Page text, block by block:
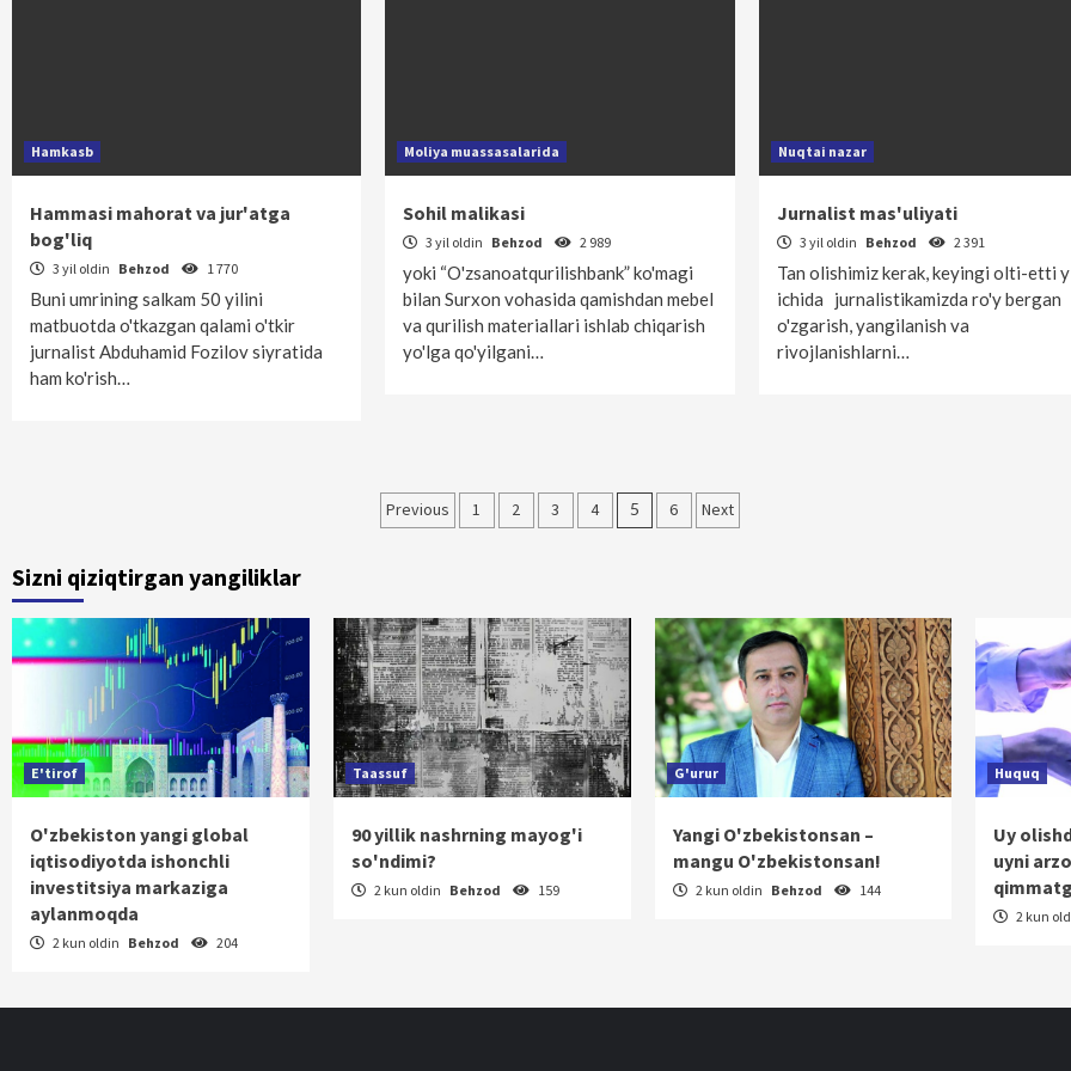
Hamkasb
Hammasi mahorat va jur'atga
bog'liq
3 yil oldin Behzod 1 770
Buni umrining salkam 50 yilini
matbuotda o'tkazgan qalami o'tkir
jurnalist Abduhamid Fozilov siyratida
ham ko'rish…
Moliya muassasalarida
Sohil malikasi
3 yil oldin Behzod 2 989
yoki “O'zsanoatqurilishbank” ko'magi
bilan Surxon vohasida qamishdan mebel
va qurilish materiallari ishlab chiqarish
yo'lga qo'yilgani…
Nuqtai nazar
Jurnalist mas'uliyati
3 yil oldin Behzod 2 391
Tan olishimiz kerak, keyingi olti-etti
ichida jurnalistikamizda ro'y bergan
o'zgarish, yangilanish va
rivojlanishlarni…
Maqolalar
Previous 1 2 3 4 5 6 Next
Sizni qiziqtirgan yangiliklar
E'tirof
O'zbekiston yangi global
iqtisodiyotda ishonchli
investitsiya markaziga
aylanmoqda
2 kun oldin Behzod 204
Taassuf
90 yillik nashrning mayog'i
so'ndimi?
2 kun oldin Behzod 159
G'urur
Yangi O'zbekistonsan –
mangu O'zbekistonsan!
2 kun oldin Behzod 144
Huquq
Uy
uyni
2 kun